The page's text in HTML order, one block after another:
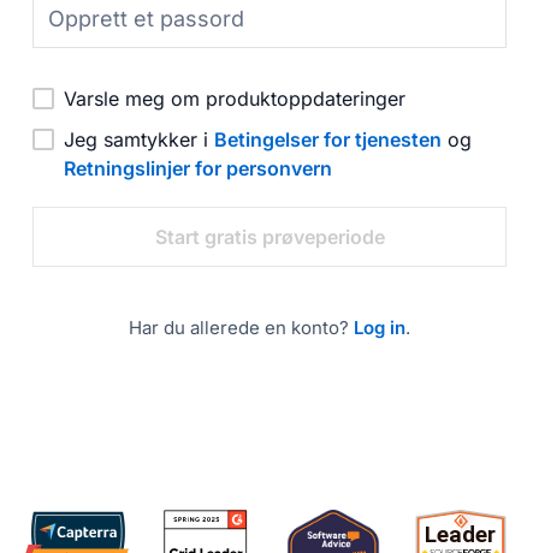
Varsle meg om produktoppdateringer
Jeg samtykker i Betingelser for tjenesten og
Retningslinjer for personvern
Har du allerede en konto? Log in.